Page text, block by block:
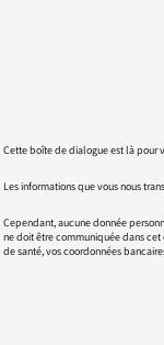
Cette boîte de dialogue est là pour
Les informations que vous nous
Cependant, aucune donnée
ne doit être communiquée dans
de santé, vos coordonnées